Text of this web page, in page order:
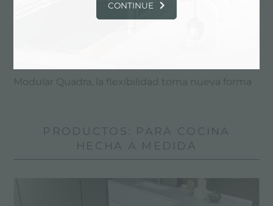
Modular Quadra, la flexibilidad toma nueva forma
PRODUCTOS: PARA COCINA
HECHA A MEDIDA
CONTINUE